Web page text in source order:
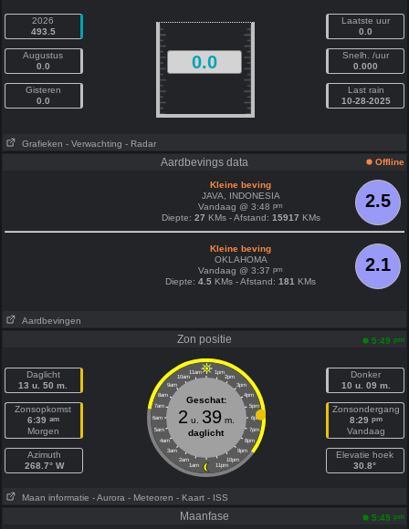
2026
493.5
Augustus
0.0
Gisteren
0.0
0.0
Laatste uur
0.0
Snelh. /uur
0.000
Last rain
10-28-2025
Grafieken - Verwachting - Radar
Aardbevings data Offline
2.5
Kleine beving
JAVA, INDONESIA
Vandaag @ 3:48pm
Diepte: 27 KMs - Afstand: 15917 KMs
2.1
Kleine beving
OKLAHOMA
Vandaag @ 3:37pm
Diepte:4.5 KMs - Afstand:181 KMs
Aardbevingen
Zon positie 5:49 pm
Daglicht
13 u. 50 m.
Zonsopkomst
6:39 am
Morgen
Azimuth
268.7° W
11am 1pm
10am 2pm
9am 3pm
8am 4pm
7am 5pm
6am 6pm
5am 7pm
4am 8pm
3am 9pm
2am 10pm
1am 11pm
Geschat:
2 u. 39m.
daglicht
Donker
10 u. 09 m.
Zonsondergang
8:29 pm
Vandaag
Elevatie hoek
30.8°
Maan informatie - Aurora - Meteoren - Kaart - ISS
Maanfase 5:49 pm